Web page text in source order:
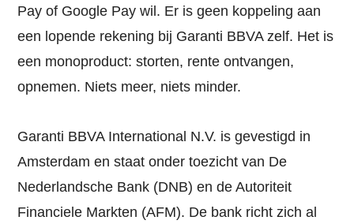
Pay of Google Pay wil. Er is geen koppeling aan
een lopende rekening bij Garanti BBVA zelf. Het is
een monoproduct: storten, rente ontvangen,
opnemen. Niets meer, niets minder.
Garanti BBVA International N.V. is gevestigd in
Amsterdam en staat onder toezicht van De
Nederlandsche Bank (DNB) en de Autoriteit
Financiele Markten (AFM). De bank richt zich al